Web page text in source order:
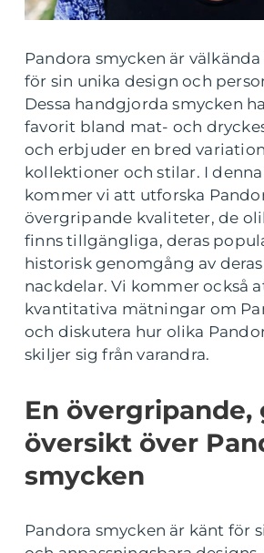
Pandora smycken är
för sin unika design och
Dessa handgjorda smycken
favorit bland mat- och
och erbjuder en bred
kollektioner och stilar. I
kommer vi att utforska
övergripande kvaliteter, de
finns tillgängliga, deras
historisk genomgång av
nackdelar. Vi kommer också
kvantitativa mätningar om
och diskutera hur olika
skiljer sig från varandra.
En
översikt över
smycken
Pandora smycken är känt för